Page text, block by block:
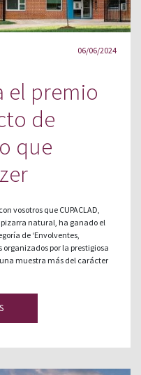
06/06/2024
el premio
de
que
vosotros que CUPACLAD,
natural, ha ganado el
de ‘Envolventes,
organizados por la prestigiosa
muestra más del carácter